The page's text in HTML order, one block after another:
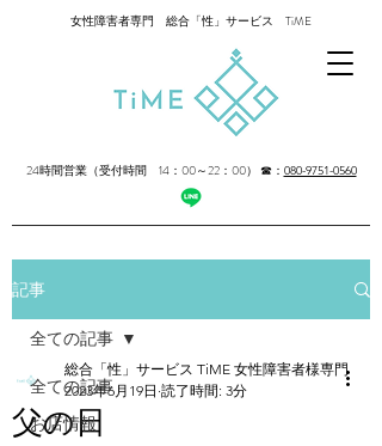
女性障害者専門 総合「性」サービス TiME
24時間営業（受付時間 14：00～22：00） ☎： 080-9751-0560
記事
全ての記事
お店情報
全ての記事
父の日
総合「性」サービス TiME 女性障害者様専門
2023年6月19日 読了時間: 3分